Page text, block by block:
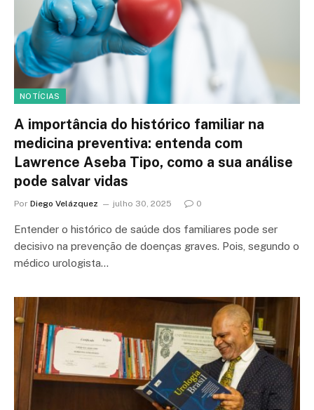
NOTÍCIAS
A importância do histórico familiar na
medicina preventiva: entenda com
Lawrence Aseba Tipo, como a sua análise
pode salvar vidas
Por Diego Velázquez julho 30, 2025 0
Entender o histórico de saúde dos familiares pode ser
decisivo na prevenção de doenças graves. Pois, segundo o
médico urologista…